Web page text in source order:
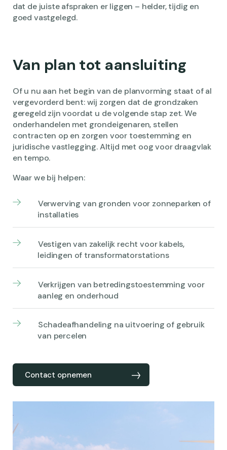
dat de juiste afspraken er liggen – helder, tijdig en
goed vastgelegd.
Van plan tot aansluiting
Of u nu aan het begin van de planvorming staat of al
vergevorderd bent: wij zorgen dat de grondzaken
geregeld zijn voordat u de volgende stap zet. We
onderhandelen met grondeigenaren, stellen
contracten op en zorgen voor toestemming en
juridische vastlegging. Altijd met oog voor draagvlak
en tempo.
Waar we bij helpen:
Verwerving van gronden voor zonneparken of
installaties
Vestigen van zakelijk recht voor kabels,
leidingen of transformatorstations
Verkrijgen van betredingstoestemming voor
aanleg en onderhoud
Schadeafhandeling na uitvoering of gebruik
van percelen
Contact opnemen